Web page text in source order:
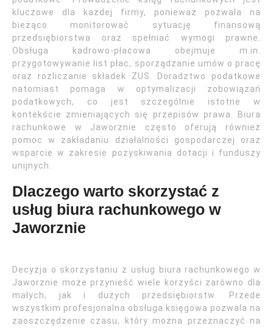
kluczowe dla każdej firmy, ponieważ pozwala na
bieżąco monitorować sytuację finansową
przedsiębiorstwa oraz spełniać wymogi prawne.
Obsługa kadrowo-płacowa obejmuje m.in.
przygotowywanie list płac, sporządzanie umów o pracę
oraz rozliczanie składek ZUS. Doradztwo podatkowe
natomiast pomaga w optymalizacji zobowiązań
podatkowych, co jest szczególnie istotne w
kontekście zmieniających się przepisów prawa. Biura
rachunkowe w Jaworznie często oferują również
pomoc w zakładaniu działalności gospodarczej oraz
wsparcie w zakresie pozyskiwania dotacji i funduszy
unijnych.
Dlaczego warto skorzystać z
usług biura rachunkowego w
Jaworznie
Decyzja o skorzystaniu z usług biura rachunkowego w
Jaworznie może przynieść wiele korzyści zarówno dla
małych, jak i dużych przedsiębiorstw. Przede
wszystkim profesjonalna obsługa księgowa pozwala na
zaoszczędzenie czasu, który można przeznaczyć na